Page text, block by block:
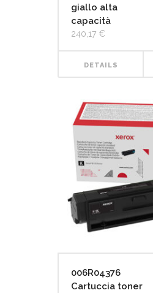
giallo alta
capacità
240,17 €
DETAILS
006R04376
Cartuccia toner